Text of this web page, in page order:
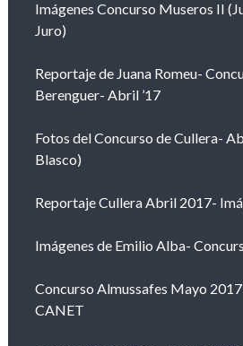
Imágenes Concurso Museros II
Juro)
Reportaje de Juana Romeu-
Berenguer- Abril ’17
Fotos del Concurso de Cullera-
Blasco)
Reportaje Cullera Abril 2017-
Imágenes de Emilio Alba-
Concurso Almussafes Mayo
CANET